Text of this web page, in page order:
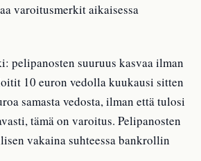
varoitusmerkit aikaisessa
pelipanosten suuruus kasvaa ilman
10 euron vedolla kuukausi sitten
samasta vedosta, ilman että tulosi
tämä on varoitus. Pelipanosten
vakaina suhteessa bankrollin